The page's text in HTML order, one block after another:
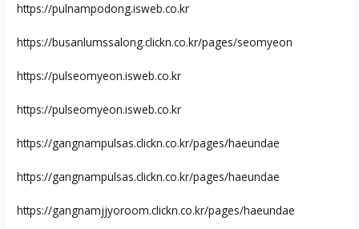
https://pulnampodong.isweb.co.kr
https://busanlumssalong.clickn.co.kr/pages/seomyeon
https://pulseomyeon.isweb.co.kr
https://pulseomyeon.isweb.co.kr
https://gangnampulsas.clickn.co.kr/pages/haeundae
https://gangnampulsas.clickn.co.kr/pages/haeundae
https://gangnamjjyoroom.clickn.co.kr/pages/haeundae